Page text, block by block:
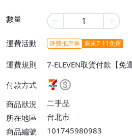
數量
運費活動 運費抵用券 週末7-11免運
運費規則
7-ELEVEN取貨付款【免
付款方式
商品狀況
二手品
所在地區
台北市
商品編號
101745980983